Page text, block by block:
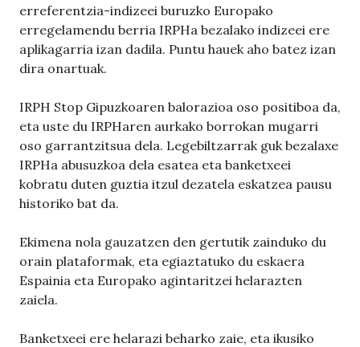
erreferentzia-indizeei buruzko Europako
erregelamendu berria IRPHa bezalako indizeei ere
aplikagarria izan dadila. Puntu hauek aho batez izan
dira onartuak.
IRPH Stop Gipuzkoaren balorazioa oso positiboa da,
eta uste du IRPHaren aurkako borrokan mugarri
oso garrantzitsua dela. Legebiltzarrak guk bezalaxe
IRPHa abusuzkoa dela esatea eta banketxeei
kobratu duten guztia itzul dezatela eskatzea pausu
historiko bat da.
Ekimena nola gauzatzen den gertutik zainduko du
orain plataformak, eta egiaztatuko du eskaera
Espainia eta Europako agintaritzei helarazten
zaiela.
Banketxeei ere helarazi beharko zaie, eta ikusiko